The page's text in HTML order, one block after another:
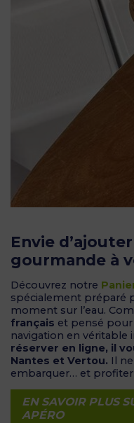
Envie
gourmande à
Découvrez notre
spécialement préparé
moment sur l’eau.
français et pensé
navigation en véritable
réserver en ligne, il
Nantes et Vertou. Il
embarquer… et profiter
EN SAVOIR PLUS
APÉRO